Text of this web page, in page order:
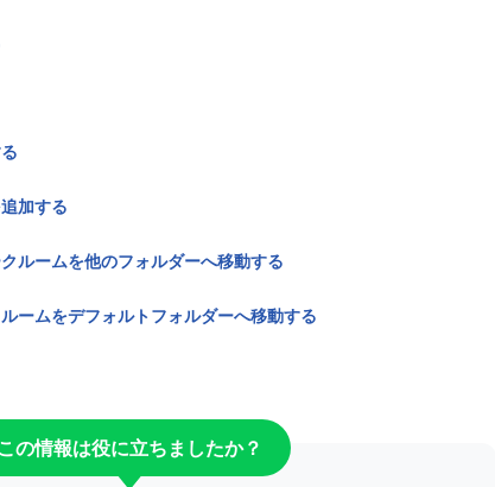
加する
ルームを他のフォルダーへ移動する
ームをデフォルトフォルダーへ移動する
この情報は役に立ちましたか？